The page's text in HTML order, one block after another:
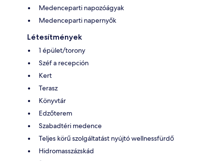
Medenceparti napozóágyak
Medenceparti napernyők
Létesítmények
1 épület/torony
Széf a recepción
Kert
Terasz
Könyvtár
Edzőterem
Szabadtéri medence
Teljes körű szolgáltatást nyújtó wellnessfürdő
Hidromasszázskád